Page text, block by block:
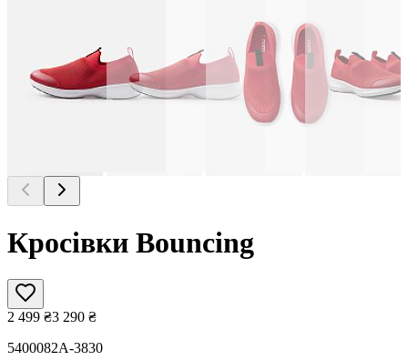
Кросівки Bouncing
2 499 ₴3 290 ₴
5400082A-3830